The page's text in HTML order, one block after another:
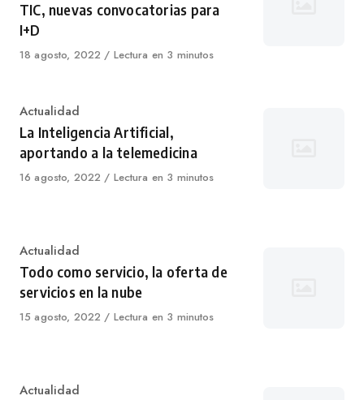
TIC, nuevas convocatorias para
I+D
Published
18 agosto, 2022 Lectura en 3 minutos
Category
Actualidad
La Inteligencia Artificial,
aportando a la telemedicina
Published
16 agosto, 2022 Lectura en 3 minutos
Category
Actualidad
Todo como servicio, la oferta de
servicios en la nube
Published
15 agosto, 2022 Lectura en 3 minutos
Category
Actualidad